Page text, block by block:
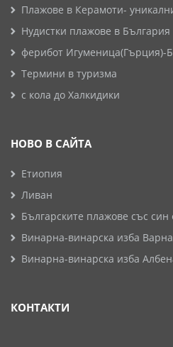
Плажове в Керамоти-
Нудистки плажове в България
ферибот Игуменица(Гърция)-
Термини в туризма
с кола до Халкидики
НОВО В САЙТА
Етиопия
Ливан
Българските плажове със син
Винарна-винарска изба Варна
Винарна-винарска изба
КОНТАКТИ